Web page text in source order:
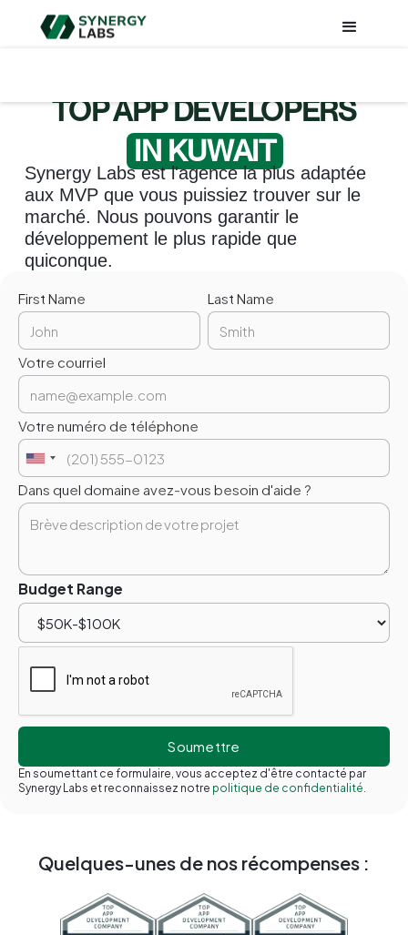
TOP APP DEVELOPERS
IN KUWAIT
Synergy Labs est l'agence la plus adaptée
aux MVP que vous puissiez trouver sur le
marché. Nous pouvons garantir le
développement le plus rapide que
quiconque.
First Name Last Name
Votre courriel
Votre numéro de téléphone
Dans quel domaine avez-vous besoin d'aide ?
Budget Range
En soumettant ce formulaire, vous acceptez d'être contacté par
Synergy Labs et reconnaissez notre politique de confidentialité.
Quelques-unes de nos récompenses :